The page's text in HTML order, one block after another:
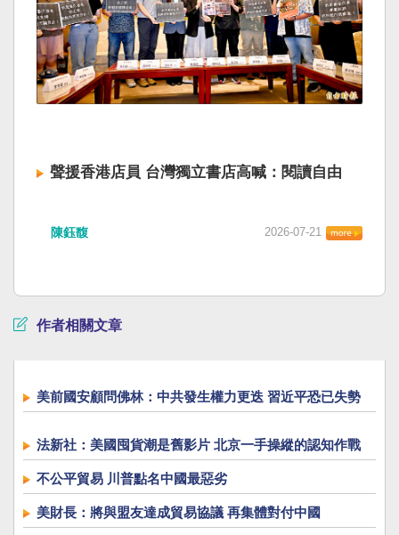
聲援香港店員 台灣獨立書店高喊：閱讀自由
陳鈺馥 2026-07-21
作者相關文章
美前國安顧問佛林：中共發生權力更迭 習近平恐已失勢
法新社：美國囤貨潮是舊影片 北京一手操縱的認知作戰
不公平貿易 川普點名中國最惡劣
美財長：將與盟友達成貿易協議 再集體對付中國